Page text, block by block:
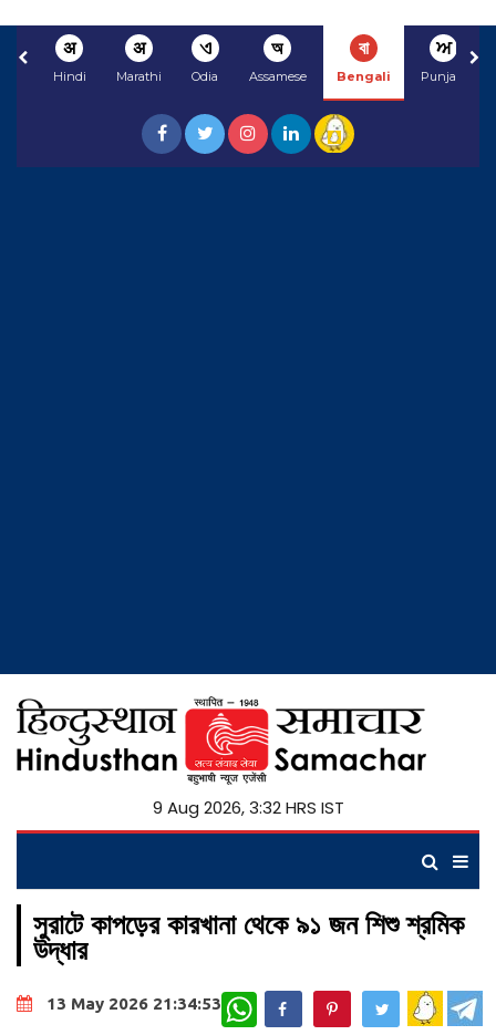
अ
Hindi
अ
Marathi
ଏ
Odia
অ
Assamese
বা
Bengali
ਅ
Punjabi
9 Aug 2026, 3:32 HRS IST
সুরাটে কাপড়ের কারখানা থেকে ৯১ জন শিশু শ্রমিক
উদ্ধার
13 May 2026 21:34:53 WhatsApp